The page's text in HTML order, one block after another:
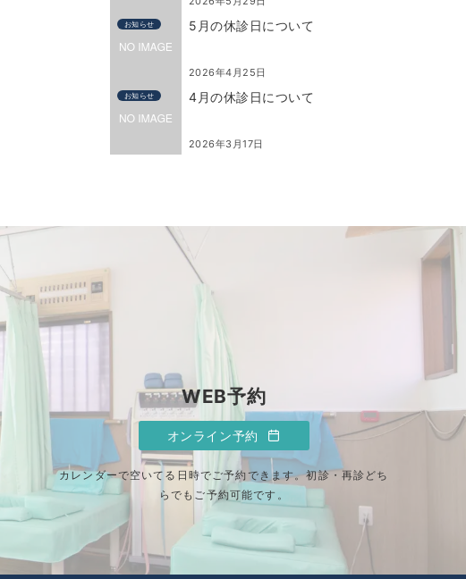
お知らせ 5月の休診日について
2026年4月25日
お知らせ 4月の休診日について
2026年3月17日
WEB予約
オンライン予約
カレンダーで空いてる日時でご予約できます。初診・再診どち
らでもご予約可能です。